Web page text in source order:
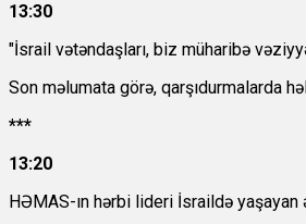
13:30
"İsrail vətəndaşları, biz müharibə
Son məlumata görə, qarşıdurmalarda
***
13:20
HƏMAS-ın hərbi lideri İsraildə